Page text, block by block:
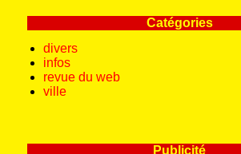
Catégories
divers
infos
revue du web
ville